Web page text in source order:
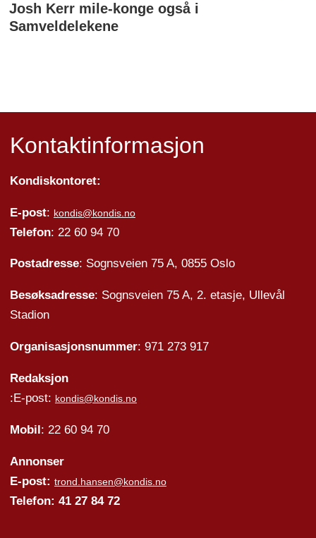
Josh Kerr mile-konge også i
Samveldelekene
Kontaktinformasjon
Kondiskontoret:
E-post: kondis@kondis.no
Telefon: 22 60 94 70
Postadresse: Sognsveien 75 A, 0855 Oslo
Besøksadresse: Sognsveien 75 A, 2. etasje, Ullevål
Stadion
Organisasjonsnummer: 971 273 917
Redaksjon
:E-post: kondis@kondis.no
Mobil : 22 60 94 70
Annonser
E-post: trond.hansen@kondis.no
Telefon: 41 27 84 72